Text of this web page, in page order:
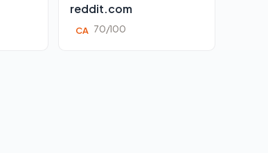
reddit.com
CA 70/100